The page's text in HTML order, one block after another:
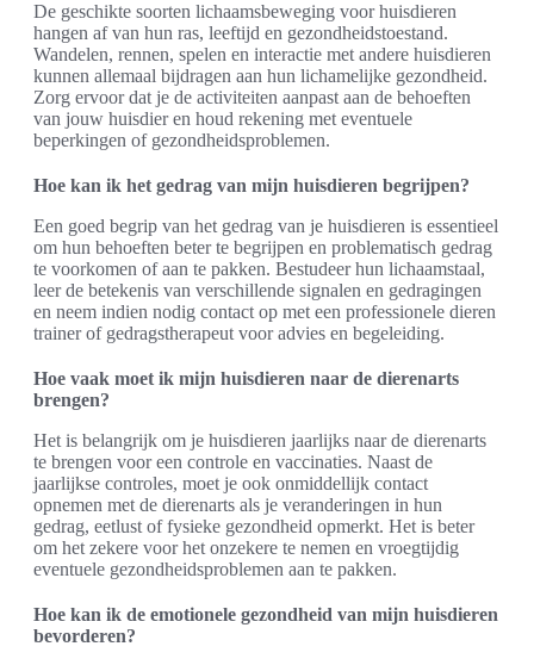
De geschikte soorten lichaamsbeweging voor huisdieren
hangen af van hun ras, leeftijd en gezondheidstoestand.
Wandelen, rennen, spelen en interactie met andere huisdieren
kunnen allemaal bijdragen aan hun lichamelijke gezondheid.
Zorg ervoor dat je de activiteiten aanpast aan de behoeften
van jouw huisdier en houd rekening met eventuele
beperkingen of gezondheidsproblemen.
Hoe kan ik het gedrag van mijn huisdieren begrijpen?
Een goed begrip van het gedrag van je huisdieren is essentieel
om hun behoeften beter te begrijpen en problematisch gedrag
te voorkomen of aan te pakken. Bestudeer hun lichaamstaal,
leer de betekenis van verschillende signalen en gedragingen
en neem indien nodig contact op met een professionele dieren
trainer of gedragstherapeut voor advies en begeleiding.
Hoe vaak moet ik mijn huisdieren naar de dierenarts
brengen?
Het is belangrijk om je huisdieren jaarlijks naar de dierenarts
te brengen voor een controle en vaccinaties. Naast de
jaarlijkse controles, moet je ook onmiddellijk contact
opnemen met de dierenarts als je veranderingen in hun
gedrag, eetlust of fysieke gezondheid opmerkt. Het is beter
om het zekere voor het onzekere te nemen en vroegtijdig
eventuele gezondheidsproblemen aan te pakken.
Hoe kan ik de emotionele gezondheid van mijn huisdieren
bevorderen?